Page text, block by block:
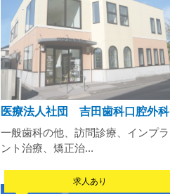
医療法人社団 吉田歯科口腔外科
一般歯科の他、訪問診療、インプラ
ント治療、矯正治...
求人あり